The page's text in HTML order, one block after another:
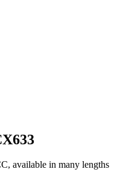
available in many lengths